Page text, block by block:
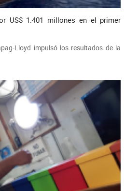
US$ 1.401 millones en el primer
Lloyd impulsó los resultados de la